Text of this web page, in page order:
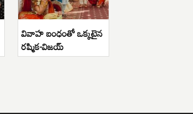
వివాహ బంధంతో ఒక్కటైన
రష్మిక-విజయ్